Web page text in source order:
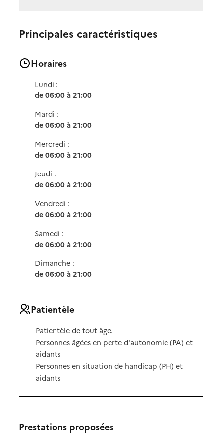
Principales caractéristiques
Horaires
Lundi :
de 06:00 à 21:00
Mardi :
de 06:00 à 21:00
Mercredi :
de 06:00 à 21:00
Jeudi :
de 06:00 à 21:00
Vendredi :
de 06:00 à 21:00
Samedi :
de 06:00 à 21:00
Dimanche :
de 06:00 à 21:00
Patientèle
Patientèle de tout âge.
Personnes âgées en perte d'autonomie (PA) et
aidants
Personnes en situation de handicap (PH) et
aidants
Prestations proposées